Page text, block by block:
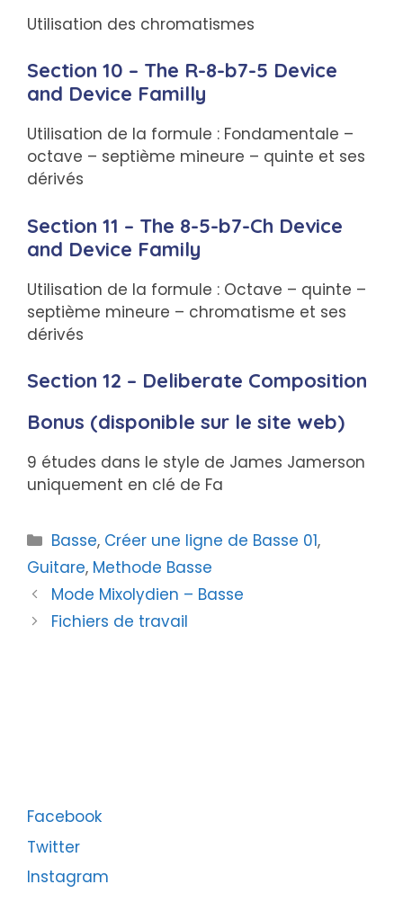
Utilisation des chromatismes
Section 10 – The R-8-b7-5 Device
and Device Familly
Utilisation de la formule : Fondamentale –
octave – septième mineure – quinte et ses
dérivés
Section 11 – The 8-5-b7-Ch Device
and Device Family
Utilisation de la formule : Octave – quinte –
septième mineure – chromatisme et ses
dérivés
Section 12 – Deliberate Composition
Bonus (disponible sur le site web)
9 études dans le style de James Jamerson
uniquement en clé de Fa
Catégories
Basse, Créer une ligne de Basse 01,
Guitare, Methode Basse
Mode Mixolydien – Basse
Fichiers de travail
Facebook
Twitter
Instagram